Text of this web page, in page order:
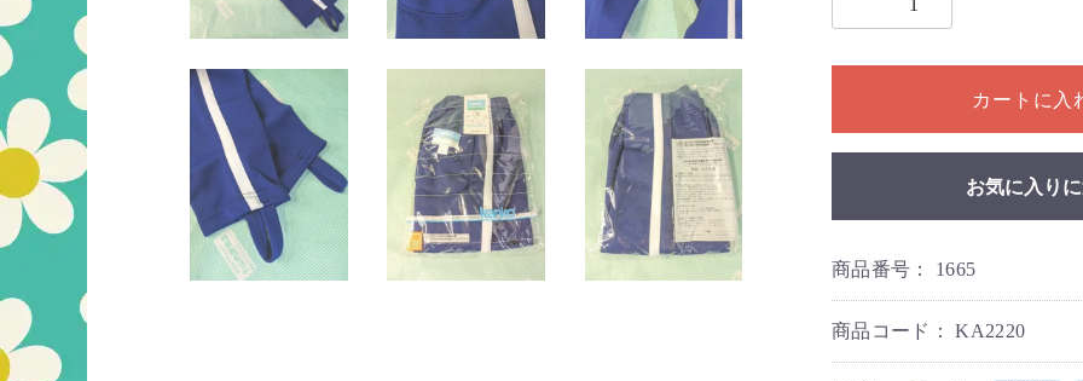
1個以上の数量を入力してく
カートに入
お気に入り
商品番号： 1665
商品コード：KA2220